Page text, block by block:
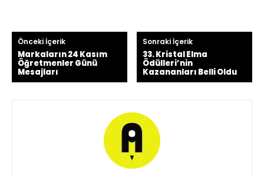
Önceki İçerik
Markaların 24 Kasım
Öğretmenler Günü
Mesajları
Sonraki İçerik
33. Kristal Elma
Ödülleri’nin
Kazananları Belli Oldu